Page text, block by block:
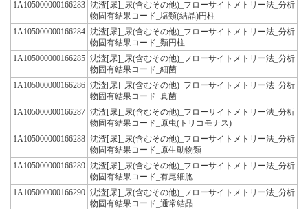
1A105000000166283 沈渣[尿]_尿(含むその他)_フローサイトメトリー法_分析
物固有結果コード_塩類(結晶)円柱
1A105000000166284 沈渣[尿]_尿(含むその他)_フローサイトメトリー法_分析
物固有結果コード_類円柱
1A105000000166285 沈渣[尿]_尿(含むその他)_フローサイトメトリー法_分析
物固有結果コード_細菌
1A105000000166286 沈渣[尿]_尿(含むその他)_フローサイトメトリー法_分析
物固有結果コード_真菌
1A105000000166287 沈渣[尿]_尿(含むその他)_フローサイトメトリー法_分析
物固有結果コード_原虫(トリコモナス)
1A105000000166288 沈渣[尿]_尿(含むその他)_フローサイトメトリー法_分析
物固有結果コード_原生動物類
1A105000000166289 沈渣[尿]_尿(含むその他)_フローサイトメトリー法_分析
物固有結果コード_有尾細胞
1A105000000166290 沈渣[尿]_尿(含むその他)_フローサイトメトリー法_分析
物固有結果コード_通常結晶